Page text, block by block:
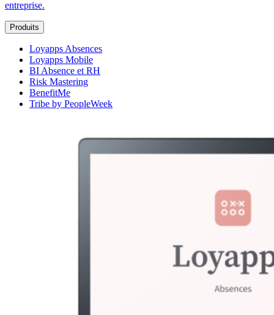
entreprise.
Produits
Loyapps Absences
Loyapps Mobile
BI Absence et RH
Risk Mastering
BenefitMe
Tribe by PeopleWeek